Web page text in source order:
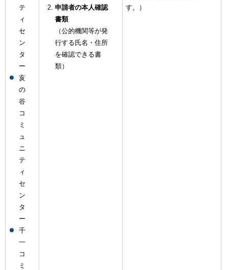
テ
ィ
セ
ン
タ
ー
亥
の
谷
コ
ミ
ュ
ニ
テ
ィ
セ
ン
タ
ー
千
一
コ
ミ
申請者の本人確認
書類
（公的機関等が発
行する氏名・住所
を確認できる書
類）
す。）